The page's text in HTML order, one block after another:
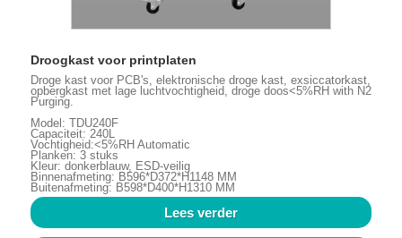
Droogkast voor printplaten
Droge kast voor PCB's, elektronische droge kast, exsiccatorkast,
opbergkast met lage luchtvochtigheid, droge doos<5%RH with N2
Purging.
Model: TDU240F
Capaciteit: 240L
Vochtigheid:<5%RH Automatic
Planken: 3 stuks
Kleur: donkerblauw, ESD-veilig
Binnenafmeting: B596*D372*H1148 MM
Buitenafmeting: B598*D400*H1310 MM
Lees verder